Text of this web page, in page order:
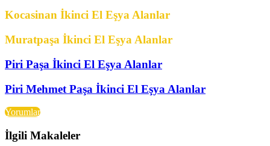
Kocasinan İkinci El Eşya Alanlar
Muratpaşa İkinci El Eşya Alanlar
Piri Paşa İkinci El Eşya Alanlar
Piri Mehmet Paşa İkinci El Eşya Alanlar
Yorumlar
İlgili Makaleler